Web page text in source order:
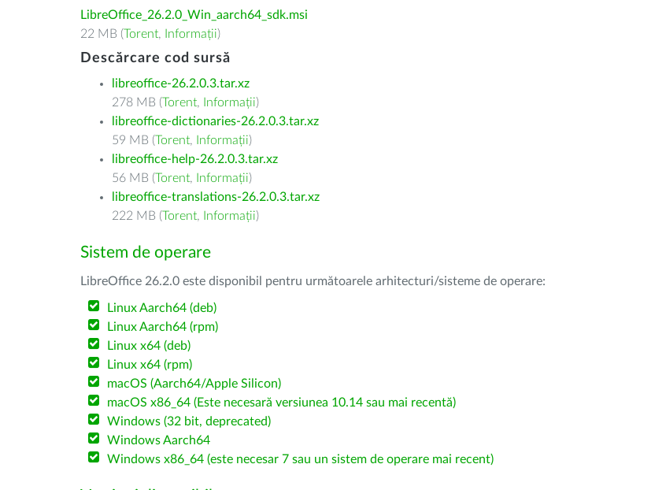
LibreOffice_26.2.0_Win_aarch64_sdk.msi
22 MB (Torent, Informații)
Descărcare cod sursă
libreoffice-26.2.0.3.tar.xz
278 MB (Torent, Informații)
libreoffice-dictionaries-26.2.0.3.tar.xz
59 MB (Torent, Informații)
libreoffice-help-26.2.0.3.tar.xz
56 MB (Torent, Informații)
libreoffice-translations-26.2.0.3.tar.xz
222 MB (Torent, Informații)
Sistem de operare
LibreOffice 26.2.0 este disponibil pentru următoarele arhitecturi/sisteme de operare:
Linux Aarch64 (deb)
Linux Aarch64 (rpm)
Linux x64 (deb)
Linux x64 (rpm)
macOS (Aarch64/Apple Silicon)
macOS x86_64 (Este necesară versiunea 10.14 sau mai recentă)
Windows (32 bit, deprecated)
Windows Aarch64
Windows x86_64 (este necesar 7 sau un sistem de operare mai recent)